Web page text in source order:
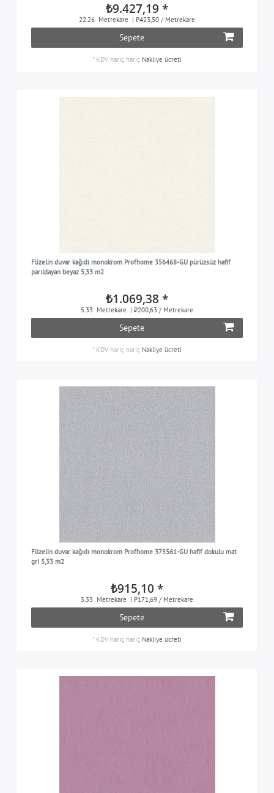
₺9.427,19 *
22.26 Metrekare | ₺423,50 / Metrekare
Sepete
* KDV hariç hariç Nakliye ücreti
Flizelin duvar kağıdı monokrom Profhome 356468-GU pürüzsüz hafif
parıldayan beyaz 5,33 m2
₺1.069,38 *
5.33 Metrekare | ₺200,63 / Metrekare
Sepete
* KDV hariç hariç Nakliye ücreti
Flizelin duvar kağıdı monokrom Profhome 375561-GU hafif dokulu mat
gri 5,33 m2
₺915,10 *
5.33 Metrekare | ₺171,69 / Metrekare
Sepete
* KDV hariç hariç Nakliye ücreti